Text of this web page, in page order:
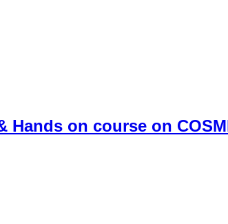
Hands on course on